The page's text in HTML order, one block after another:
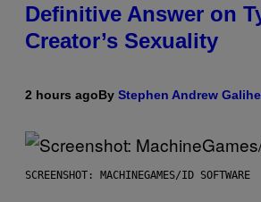
Definitive Answer on
Creator’s Sexuality
2 hours agoBy Stephen Andrew
SCREENSHOT: MACHINEGAMES/ID SOFTWARE